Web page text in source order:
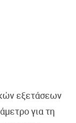
εξετάσεων
για τη